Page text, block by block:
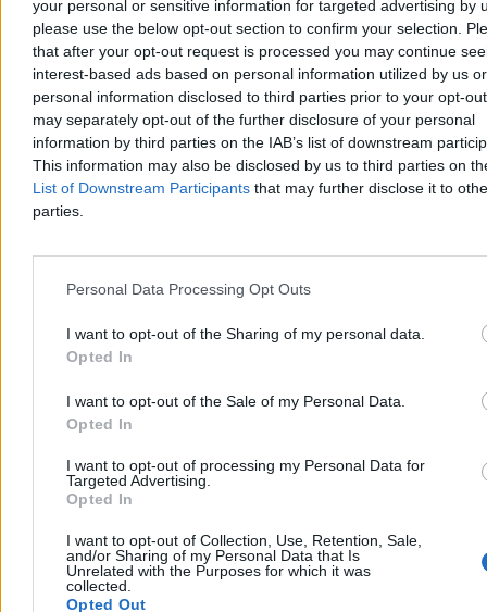
your personal or sensitive information for targeted advertising by
please use the below opt-out section to confirm your selection.
that after your opt-out request is processed you may continue
interest-based ads based on personal information utilized by us or
personal information disclosed to third parties prior to your opt-
may separately opt-out of the further disclosure of your personal
information by third parties on the IAB’s list of downstream
This information may also be disclosed by us to third parties on
List of Downstream Participants that may further disclose it to
parties.
Personal Data Processing Opt Outs
I want to opt-out of the Sharing of my personal data.
Opted In
I want to opt-out of the Sale of my Personal Data.
Opted In
I want to opt-out of processing my Personal Data for
Targeted Advertising.
Opted In
I want to opt-out of Collection, Use, Retention, Sale,
and/or Sharing of my Personal Data that Is
Unrelated with the Purposes for which it was
collected.
Opted Out
Maroko rozlicza szturm na Ceutę. Są pierwsze
wyroki więzienia
Przed marokańskimi sądami rozpoczęły się procesy 86 osób
odpowiadających za udział i pomoc w niedawnym masowym
forsowaniu granicy z hiszpańską Ceutą. W sprawie zapadły już
pierwsze wyroki pozbawienia wolności, a wobec ponad połowy
oskarżonych zastosowano środki zapobiegawcze w postaci
tymczasowego aresztu.
Reklama